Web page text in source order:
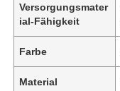
Versorgungsmater
ial-Fähigkeit
Farbe
Material